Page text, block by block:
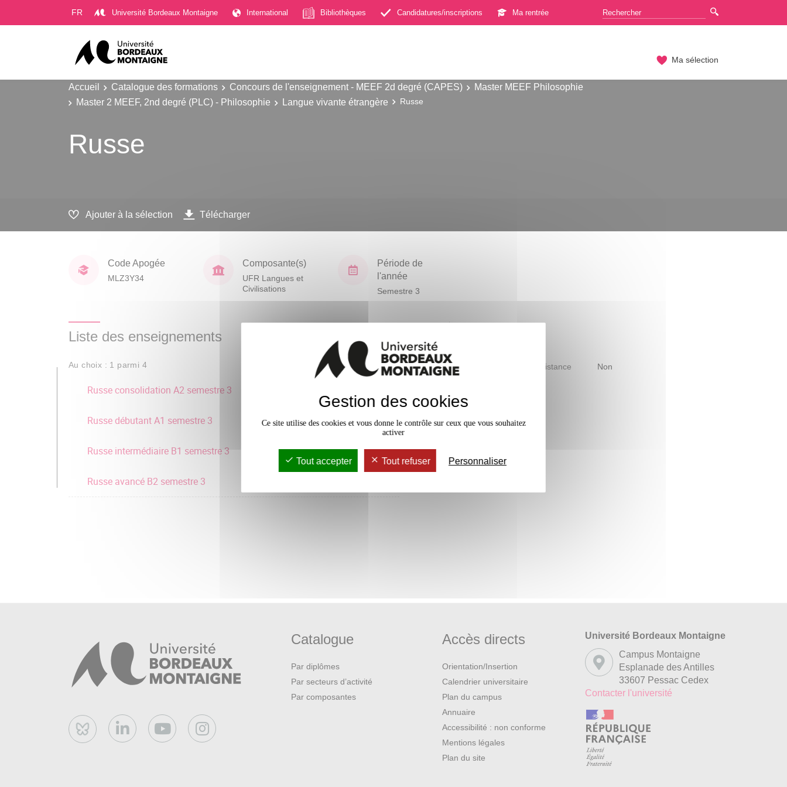
FR Université Bordeaux Montaigne International Bibliothèques Candidatures/inscriptions Ma rentrée
Ma sélection
Accueil Catalogue des formations Concours de l'enseignement - MEEF 2d degré (CAPES)
Master MEEF Philosophie
Master 2 MEEF, 2nd degré (PLC) - Philosophie
Langue vivante étrangère Russe
Russe
Ajouter à la sélection Télécharger
Code Apogée
MLZ3Y34
Composante(s)
UFR Langues et
Civilisations
Période de
l'année
Semestre 3
Liste des enseignements
Au choix : 1 parmi 4
Russe consolidation A2 semestre 3
Russe débutant A1 semestre 3
Russe intermédiaire B1 semestre 3
Russe avancé B2 semestre 3
Accessible à distance Non
Bluesky
Catalogue
Par diplômes
Par secteurs d’activité
Par composantes
Accès directs
Orientation/Insertion
Calendrier universitaire
Plan du campus
Annuaire
Accessibilité : non conforme
Mentions légales
Plan du site
Université Bordeaux Montaigne
Campus Montaigne
Esplanade des Antilles
33607 Pessac Cedex
Contacter l'université
Gestion des cookies
Ce site utilise des cookies et vous donne le contrôle sur ceux que vous souhaitez
activer
Tout accepter Tout refuser Personnaliser